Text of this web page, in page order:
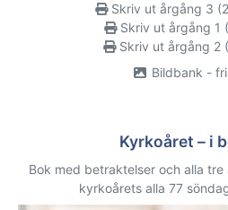
Skriv ut årgång 3
Skriv ut årgång 1
Skriv ut årgång 2
Bildbank -
Kyrkoåret – i
Bok med betraktelser och alla
kyrkoårets alla 77